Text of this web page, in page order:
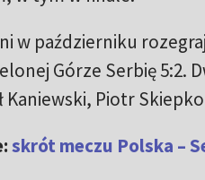
w październiku
Górze Serbię 5:2.
Kaniewski, Piotr
skrót meczu Polska –